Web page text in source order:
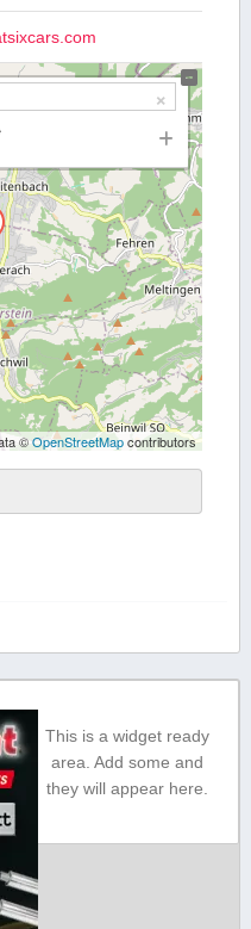
©OpenStreetMapcontributors
This is a widget ready
area. Add some and
they will appear here.